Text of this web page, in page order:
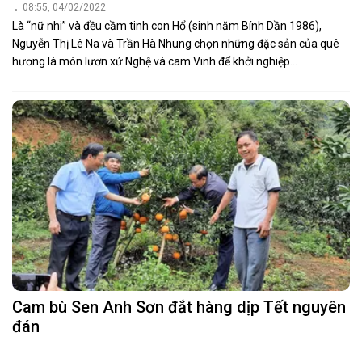
08:55, 04/02/2022
Là “nữ nhi” và đều cầm tinh con Hổ (sinh năm Bính Dần 1986),
Nguyễn Thị Lê Na và Trần Hà Nhung chọn những đặc sản của quê
hương là món lươn xứ Nghệ và cam Vinh để khởi nghiệp...
Cam bù Sen Anh Sơn đắt hàng dịp Tết nguyên
đán